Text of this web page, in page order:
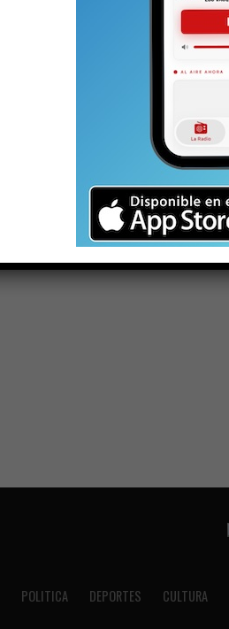
POLITICA DEPORTES CULTURA